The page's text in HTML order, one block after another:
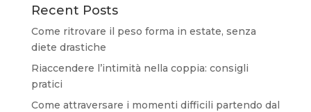
Recent Posts
Come ritrovare il peso forma in estate, senza
diete drastiche
Riaccendere l’intimità nella coppia: consigli
pratici
Come attraversare i momenti difficili partendo dal